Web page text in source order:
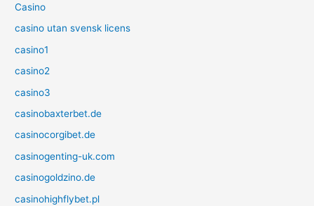
Casino
casino utan svensk licens
casino1
casino2
casino3
casinobaxterbet.de
casinocorgibet.de
casinogenting-uk.com
casinogoldzino.de
casinohighflybet.pl